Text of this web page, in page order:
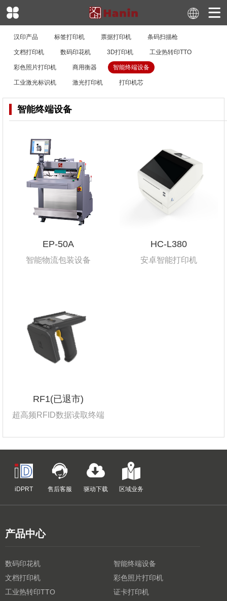
汉印产品 标签打印机 票据打印机 条码扫描枪
文档打印机 数码印花机 3D打印机 工业热转印TTO
彩色照片打印机 商用衡器 智能终端设备
工业激光标识机 激光打印机 打印机芯
智能终端设备
EP-50A
智能物流包装设备
HC-L380
安卓智能打印机
RF1(已退市)
超高频RFID数据读取终端
iDPRT 售后客服 驱动下载 区域业务
产品中心
数码印花机
智能终端设备
文档打印机
彩色照片打印机
工业热转印TTO
证卡打印机